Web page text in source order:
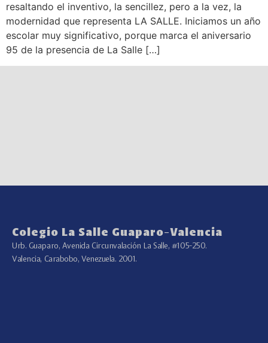
resaltando el inventivo, la sencillez, pero a la vez, la
modernidad que representa LA SALLE. Iniciamos un año
escolar muy significativo, porque marca el aniversario
95 de la presencia de La Salle […]
Colegio La Salle Guaparo-Valencia
Urb. Guaparo, Avenida Circunvalación La Salle, #105-250.
Valencia, Carabobo, Venezuela. 2001.